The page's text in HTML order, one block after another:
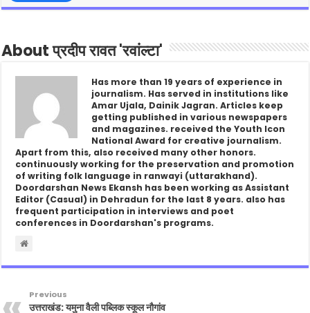
About प्रदीप रावत 'रवांल्टा'
Has more than 19 years of experience in
journalism. Has served in institutions like
Amar Ujala, Dainik Jagran. Articles keep
getting published in various newspapers
and magazines. received the Youth Icon
National Award for creative journalism.
Apart from this, also received many other honors.
continuously working for the preservation and promotion
of writing folk language in ranwayi (uttarakhand).
Doordarshan News Ekansh has been working as Assistant
Editor (Casual) in Dehradun for the last 8 years. also has
frequent participation in interviews and poet
conferences in Doordarshan's programs.
Previous
उत्तराखंड: यमुना वैली पब्लिक स्कूल नौगांव